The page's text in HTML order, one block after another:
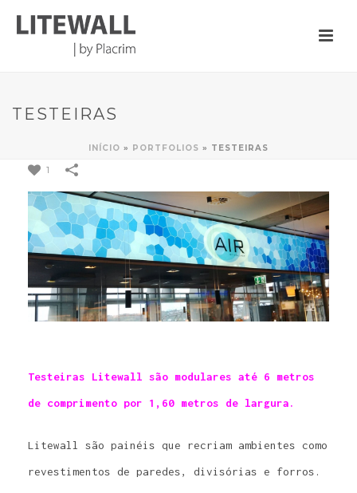
TESTEIRAS
INÍCIO » PORTFOLIOS » TESTEIRAS
1
Testeiras Litewall são modulares até 6 metros
de comprimento por 1,60 metros de largura.
Litewall são painéis que recriam ambientes como
revestimentos de paredes, divisórias e forros.